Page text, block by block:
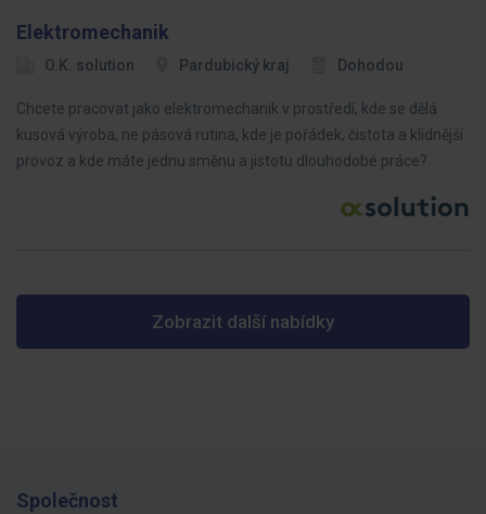
Elektromechanik
O.K. solution Pardubický kraj Dohodou
Chcete pracovat jako elektromechanik v prostředí, kde se dělá
kusová výroba, ne pásová rutina, kde je pořádek, čistota a klidnější
provoz a kde máte jednu směnu a jistotu dlouhodobé práce?
Zobrazit další nabídky
Společnost